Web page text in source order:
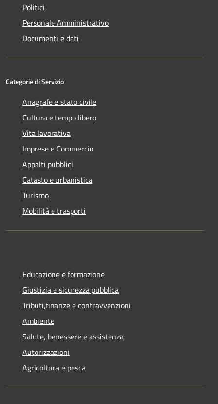
Politici
Personale Amministrativo
Documenti e dati
Categorie di Servizio
Anagrafe e stato civile
Cultura e tempo libero
Vita lavorativa
Imprese e Commercio
Appalti pubblici
Catasto e urbanistica
Turismo
Mobilità e trasporti
Educazione e formazione
Giustizia e sicurezza pubblica
Tributi,finanze e contravvenzioni
Ambiente
Salute, benessere e assistenza
Autorizzazioni
Agricoltura e pesca